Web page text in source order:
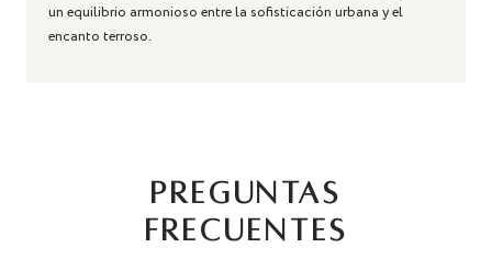
un equilibrio armonioso entre la sofisticación urbana y el
encanto terroso.
PREGUNTAS
FRECUENTES